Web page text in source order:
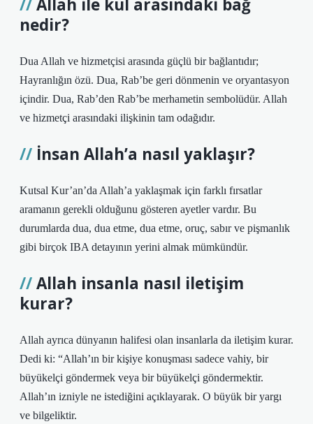
Allah ile kul arasındaki bağ
nedir?
Dua Allah ve hizmetçisi arasında güçlü bir bağlantıdır;
Hayranlığın özü. Dua, Rab’be geri dönmenin ve oryantasyon
içindir. Dua, Rab’den Rab’be merhametin sembolüdür. Allah
ve hizmetçi arasındaki ilişkinin tam odağıdır.
İnsan Allah’a nasıl yaklaşır?
Kutsal Kur’an’da Allah’a yaklaşmak için farklı fırsatlar
aramanın gerekli olduğunu gösteren ayetler vardır. Bu
durumlarda dua, dua etme, dua etme, oruç, sabır ve pişmanlık
gibi birçok IBA detayının yerini almak mümkündür.
Allah insanla nasıl iletişim
kurar?
Allah ayrıca dünyanın halifesi olan insanlarla da iletişim kurar.
Dedi ki: “Allah’ın bir kişiye konuşması sadece vahiy, bir
büyükelçi göndermek veya bir büyükelçi göndermektir.
Allah’ın izniyle ne istediğini açıklayarak. O büyük bir yargı
ve bilgeliktir.